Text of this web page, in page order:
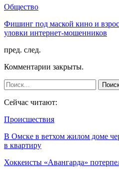
Общество
Фишинг под маской кино и
уловки интернет-мошенников
пред. след.
Комментарии закрыты.
Сейчас читают:
Происшествия
В Омске в ветхом жилом доме
в квартиру
Хоккеисты «Авангарда»